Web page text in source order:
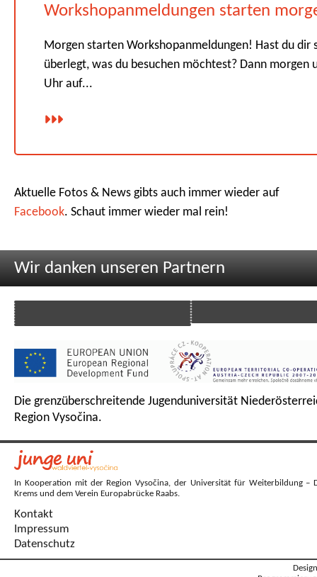
Workshopanmeldungen starten
Morgen starten Workshopanmeldungen! Hast du dir
überlegt, was du besuchen möchtest? Dann morgen
Uhr auf...
Aktuelle Fotos & News gibts auch immer wieder auf
Facebook. Schaut immer wieder mal rein!
Wir danken unseren Partnern
Die grenzüberschreitende Jugenduniversität
Region Vysočina.
In Kooperation mit der Region Vysočina, der Universität für Weiterbildung –
Krems und dem Verein Europabrücke Raabs.
Kontakt
Impressum
Datenschutz